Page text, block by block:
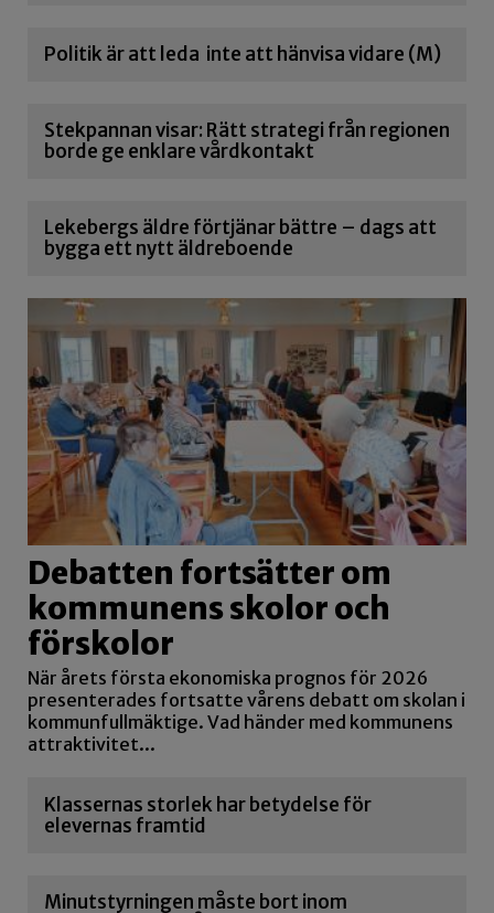
Politik är att leda inte att hänvisa vidare (M)
Stekpannan visar: Rätt strategi från regionen
borde ge enklare vårdkontakt
Lekebergs äldre förtjänar bättre – dags att
bygga ett nytt äldreboende
Debatten fortsätter om
kommunens skolor och
förskolor
När årets första ekonomiska prognos för 2026
presenterades fortsatte vårens debatt om skolan i
kommunfullmäktige. Vad händer med kommunens
attraktivitet...
Klassernas storlek har betydelse för
elevernas framtid
Minutstyrningen måste bort inom